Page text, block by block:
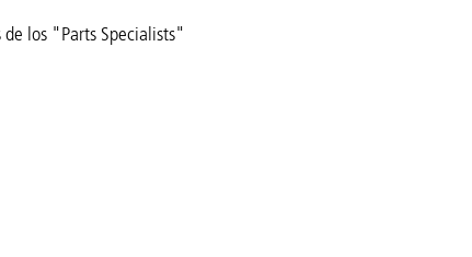
de los "Parts Specialists"